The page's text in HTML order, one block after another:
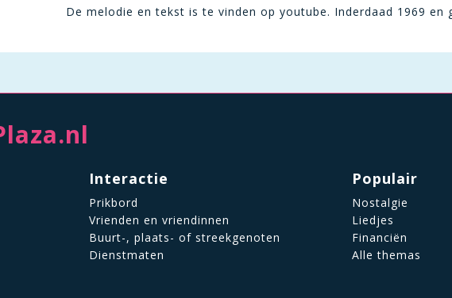
De melodie en tekst is te vinden op youtube. Inderdaad 1969 en
Interactie
Prikbord
Vrienden en vriendinnen
Buurt-, plaats- of streekgenoten
Dienstmaten
Populair
Nostalgie
Liedjes
Financiën
Alle themas